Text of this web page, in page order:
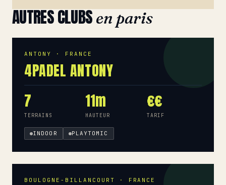
AUTRES CLUBSen paris
ANTONY · FRANCE
4PADEL ANTONY
7
TERRAINS
11m
HAUTEUR
€€
TARIF
INDOOR PLAYTOMIC
BOULOGNE-BILLANCOURT · FRANCE